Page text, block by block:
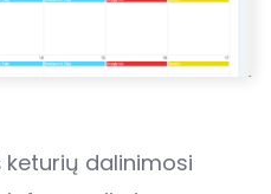
keturių dalinimosi